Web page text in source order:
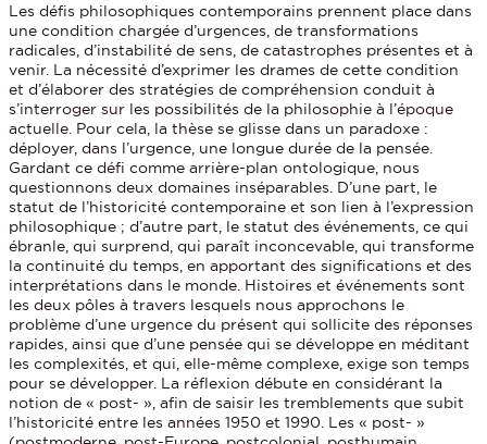
Les défis philosophiques contemporains prennent place dans
une condition chargée d’urgences, de transformations
radicales, d’instabilité de sens, de catastrophes présentes et à
venir. La nécessité d’exprimer les drames de cette condition
et d’élaborer des stratégies de compréhension conduit à
s’interroger sur les possibilités de la philosophie à l’époque
actuelle. Pour cela, la thèse se glisse dans un paradoxe :
déployer, dans l’urgence, une longue durée de la pensée.
Gardant ce défi comme arrière-plan ontologique, nous
questionnons deux domaines inséparables. D’une part, le
statut de l’historicité contemporaine et son lien à l’expression
philosophique ; d’autre part, le statut des événements, ce qui
ébranle, qui surprend, qui paraît inconcevable, qui transforme
la continuité du temps, en apportant des significations et des
interprétations dans le monde. Histoires et événements sont
les deux pôles à travers lesquels nous approchons le
problème d’une urgence du présent qui sollicite des réponses
rapides, ainsi que d’une pensée qui se développe en méditant
les complexités, et qui, elle-même complexe, exige son temps
pour se développer. La réflexion débute en considérant la
notion de « post- », afin de saisir les tremblements que subit
l’historicité entre les années 1950 et 1990. Les « post- »